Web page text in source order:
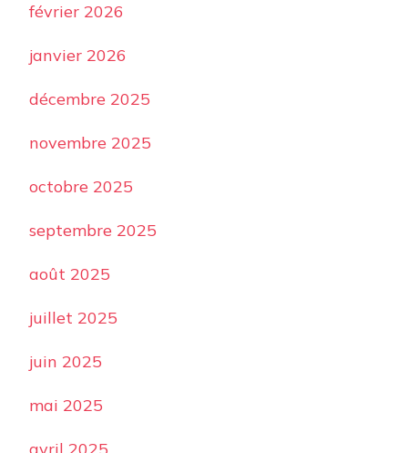
février 2026
janvier 2026
décembre 2025
novembre 2025
octobre 2025
septembre 2025
août 2025
juillet 2025
juin 2025
mai 2025